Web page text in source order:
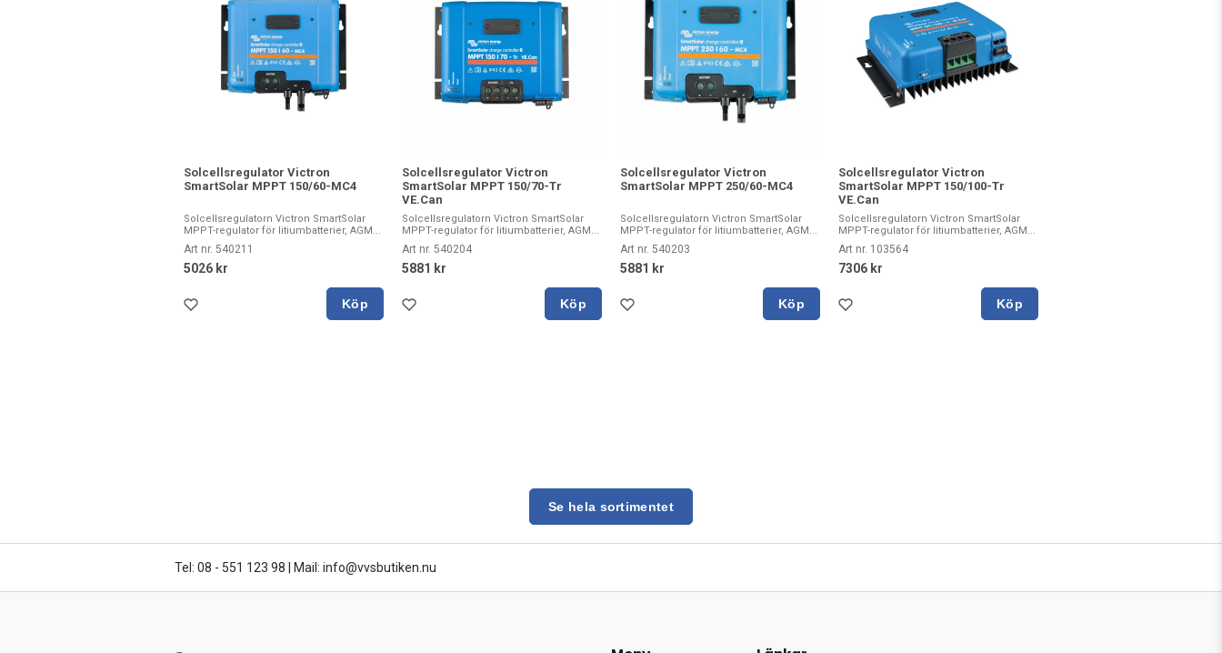
Solcellsregulator Victron
SmartSolar MPPT 150/60-MC4
Solcellsregulatorn Victron SmartSolar
MPPT-regulator för litiumbatterier, AGM...
Art nr. 540211
5026 kr
Köp
Solcellsregulator Victron
SmartSolar MPPT 150/70-Tr
VE.Can
Solcellsregulatorn Victron SmartSolar
MPPT-regulator för litiumbatterier, AGM...
Art nr. 540204
5881 kr
Köp
Solcellsregulator Victron
SmartSolar MPPT 250/60-MC4
Solcellsregulatorn Victron SmartSolar
MPPT-regulator för litiumbatterier, AGM...
Art nr. 540203
5881 kr
Köp
Solcellsregulator Victron
SmartSolar MPPT 150/100-Tr
VE.Can
Solcellsregulatorn Victron SmartSolar
MPPT-regulator för litiumbatterier, AGM...
Art nr. 103564
7306 kr
Köp
Se hela sortimentet
Tel: 08 - 551 123 98 Mail: info@vvsbutiken.nu